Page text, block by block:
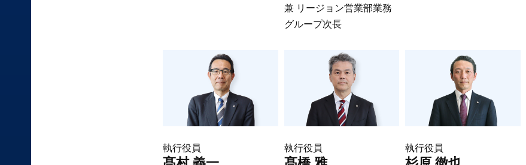
兼 リージョン営業部業務
グループ次長
執行役員 執行役員 執行役員